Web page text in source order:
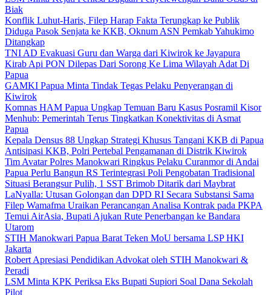
Biak
Konflik Luhut-Haris, Filep Harap Fakta Terungkap ke Publik
Diduga Pasok Senjata ke KKB, Oknum ASN Pemkab Yahukimo
Ditangkap
TNI AD Evakuasi Guru dan Warga dari Kiwirok ke Jayapura
Kirab Api PON Dilepas Dari Sorong Ke Lima Wilayah Adat Di
Papua
GAMKI Papua Minta Tindak Tegas Pelaku Penyerangan di
Kiwirok
Komnas HAM Papua Ungkap Temuan Baru Kasus Posramil Kisor
Menhub: Pemerintah Terus Tingkatkan Konektivitas di Asmat
Papua
Kepala Densus 88 Ungkap Strategi Khusus Tangani KKB di Papua
Antisipasi KKB, Polri Pertebal Pengamanan di Distrik Kiwirok
Tim Avatar Polres Manokwari Ringkus Pelaku Curanmor di Andai
Papua Perlu Bangun RS Terintegrasi Poli Pengobatan Tradisional
Situasi Berangsur Pulih, 1 SST Brimob Ditarik dari Maybrat
LaNyalla: Utusan Golongan dan DPD RI Secara Substansi Sama
Filep Wamafma Uraikan Perancangan Analisa Kontrak pada PKPA
Temui AirAsia, Bupati Ajukan Rute Penerbangan ke Bandara
Utarom
STIH Manokwari Papua Barat Teken MoU bersama LSP HKI
Jakarta
Robert Apresiasi Pendidikan Advokat oleh STIH Manokwari &
Peradi
LSM Minta KPK Periksa Eks Bupati Supiori Soal Dana Sekolah
Pilot